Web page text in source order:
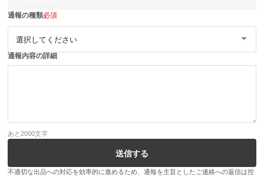
通報の種類必須
通報内容の詳細
あと2000文字
不適切な出品への対応を効率的に進めるため、通報を主旨としたご連絡への返信は控